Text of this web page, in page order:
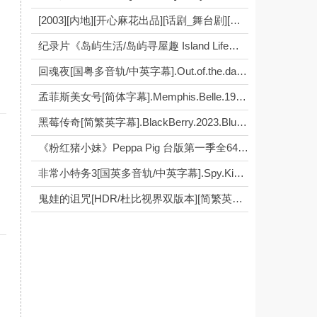
[2003][内地][开心麻花出品][话剧_舞台剧][国语中字][MP4][谢娜_何炅_于娜_汤加丽][560M]
纪录片《岛屿生活/岛屿寻屋趣 Island Life》[1080P][第7季共14集 英语中字]
回魂夜[国粤多音轨/中英字幕].Out.of.the.dark.1995.Bluray.1080pBD高清
孟菲斯美女号[简体字幕].Memphis.Belle.1990.BluRay.1080pBD高清
黑莓传奇[简繁英字幕].BlackBerry.2023.BluRay.1080pBD高清
《粉红猪小妹》Peppa Pig 台版第一季全64集avi格式640×352下载 中文发音英文字幕
非常小特务3[国英多音轨/中英字幕].Spy.Kids.3.Game.Over.2003.BluRay.1080pBD高清
鬼娃的诅咒[HDR/杜比视界双版本][简繁英双语字幕].Curse.of.Chucky.2013.UHD.BluRay.2160pBD高清